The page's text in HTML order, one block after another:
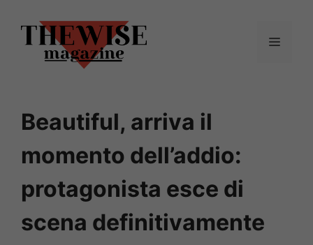
contenuto
Menu
Beautiful, arriva il
momento dell’addio:
protagonista esce di
scena definitivamente